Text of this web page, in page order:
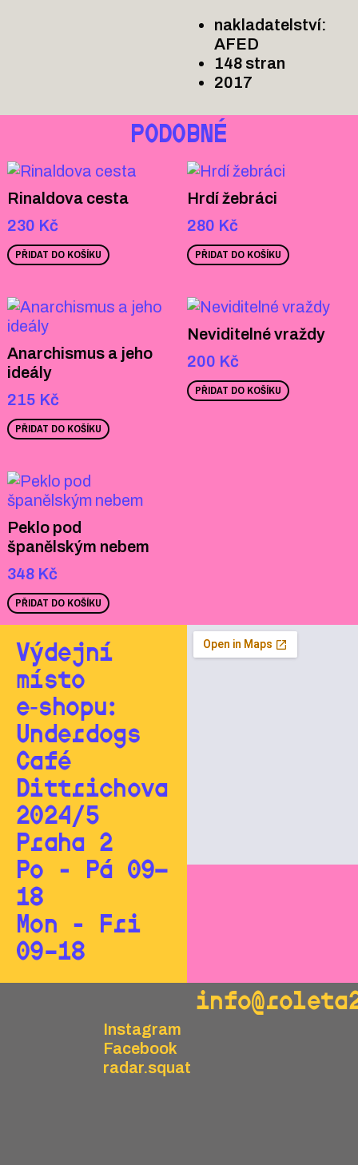
nakladatelství:
AFED
148 stran
2017
PODOBNÉ
Rinaldova cesta
230 Kč
PŘIDAT DO KOŠÍKU
Hrdí žebráci
280 Kč
PŘIDAT DO KOŠÍKU
Anarchismus a jeho
ideály
215 Kč
PŘIDAT DO KOŠÍKU
Neviditelné vraždy
200 Kč
PŘIDAT DO KOŠÍKU
Peklo pod
španělským nebem
348 Kč
PŘIDAT DO KOŠÍKU
Výdejní
místo
e‑shopu:
Underdogs
Café
Dittrichova
2024/5
Praha 2
Po - Pá 09—
18
Mon - Fri
09–18
Instagram
Facebook
radar.squat